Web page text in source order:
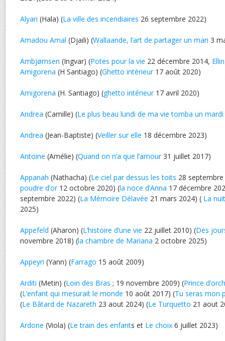
Alyan (Hala) (La ville des incendiaires 26 septembre 2022)
Amadou Amal (Djaili) (Wallaande, l’art de partager un mari 3
Ambjørnsen (Ingvar) (Potes pour la vie 22 décembre 2014,
Amigorena (H Santiago) (Ghetto intérieur17 août 2020)
Amigorena (H. Santiago) (ghetto intérieur17 avril 2020)
Andrea (Camille) (Le plus beau lundi de ma vie tomba un mardi
Andrea (Jean-Baptiste) (Veiller sur elle 18 décembre 2023)
Antoine (Amélie) (Quand on n’a que l’amour 31 juillet 2017)
Appanah (Nathacha) (Le ciel par dessus les toits 28
poudre d’or12 octobre 2020) (la noce d’Anna 17 décembre
septembre 2022) (La Mémoire Délavée 21 mars 2024) ( La
2025)
Appefeld (Aharon) (L’histoire d’une vie 22 juillet 2010) (Des
novembre 2018) (la chambre de Mariana 2 octobre 2025)
Appeyri (Yann) (Farrago 15 août 2009)
Arditi (Metin) (Loin des Bras ; 19 novembre 2009) (Prince
(L’enfant qui mesurait le monde 10 août 2017) (Tu seras mon
(Le Bâtard de Nazareth 23 aout 2024) (Le Turquetto 21 aout
Ardone (Viola) (Le train des enfants et Le choix 6 juillet 2023)